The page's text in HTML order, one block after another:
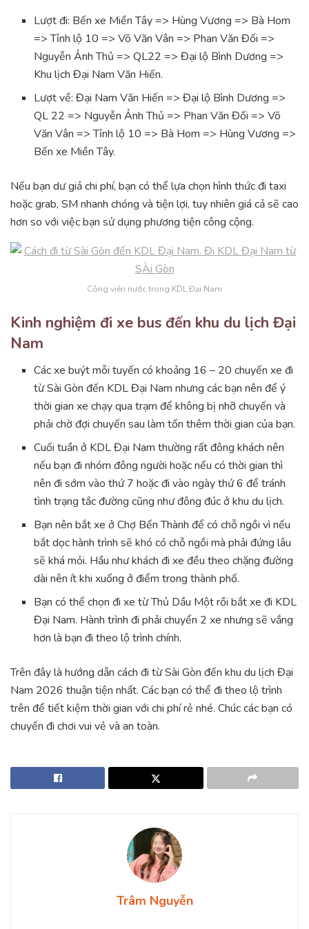
Lượt đi: Bến xe Miền Tây => Hùng Vương => Bà Hom
=> Tỉnh lộ 10 => Võ Văn Vân => Phan Văn Đối =>
Nguyễn Ảnh Thủ => QL22 => Đại lộ Bình Dương =>
Khu lịch Đại Nam Văn Hiến.
Lượt về: Đại Nam Văn Hiến => Đại lộ Bình Dương =>
QL 22 => Nguyễn Ảnh Thủ => Phan Văn Đối => Võ
Văn Vân => Tỉnh lộ 10 => Bà Hom => Hùng Vương =>
Bến xe Miền Tây.
Nếu bạn dư giả chi phí, bạn có thể lựa chọn hình thức đi taxi
hoặc grab, SM nhanh chóng và tiện lợi, tuy nhiên giá cả sẽ cao
hơn so với việc bạn sử dụng phương tiện công cộng.
Công viên nước trong KDL Đại Nam
Kinh nghiệm đi xe bus đến khu du lịch Đại
Nam
Các xe buýt mỗi tuyến có khoảng 16 – 20 chuyến xe đi
từ Sài Gòn đến KDL Đại Nam nhưng các bạn nên để ý
thời gian xe chạy qua trạm để không bị nhỡ chuyến và
phải chờ đợi chuyến sau làm tốn thêm thời gian của bạn.
Cuối tuần ở KDL Đại Nam thường rất đông khách nên
nếu bạn đi nhóm đông người hoặc nếu có thời gian thì
nên đi sớm vào thứ 7 hoặc đi vào ngày thứ 6 để tránh
tình trạng tắc đường cũng như đông đúc ở khu du lịch.
Bạn nên bắt xe ở Chợ Bến Thành để có chỗ ngồi vì nếu
bắt dọc hành trình sẽ khó có chỗ ngồi mà phải đứng lâu
sẽ khá mỏi. Hầu như khách đi xe đều theo chặng đường
dài nên ít khi xuống ở điểm trong thành phố.
Bạn có thể chọn đi xe từ Thủ Dầu Một rồi bắt xe đi KDL
Đại Nam. Hành trình đi phải chuyển 2 xe nhưng sẽ vắng
hơn là bạn đi theo lộ trình chính.
Trên đây là hướng dẫn cách đi từ Sài Gòn đến khu du lịch Đại
Nam 2026 thuận tiện nhất. Các bạn có thể đi theo lộ trình
trên để tiết kiệm thời gian với chi phí rẻ nhé. Chúc các bạn có
chuyến đi chơi vui vẻ và an toàn.
Trâm Nguyễn